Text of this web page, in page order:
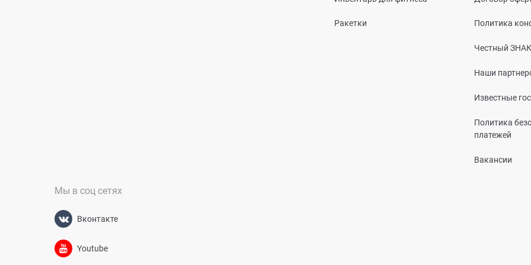
Ракетки Политика
Честный ЗНАК
Наши
Известные
Политика
платежей
Вакансии
Мы в соц сетях
Вконтакте
Youtube